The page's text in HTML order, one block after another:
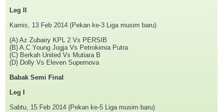
Leg II
Kamis, 13 Feb 2014 (Pekan ke-3 Liga musim baru)
(A) Az Zubairy KPL 2 Vs PERSIB
(B) A.C Young Jogja Vs Petrokimia Putra
(C) Berkah United Vs Mutiara B
(D) Dolly Vs Eleven Supernova
Babak Semi Final
Leg I
Sabtu, 15 Feb 2014 (Pekan ke-5 Liga musim baru)